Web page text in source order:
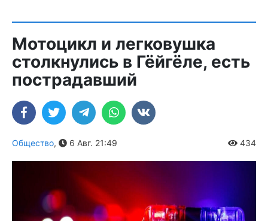
Мотоцикл и легковушка
столкнулись в Гёйгёле, есть
пострадавший
Общество, 6 Авг. 21:49 434